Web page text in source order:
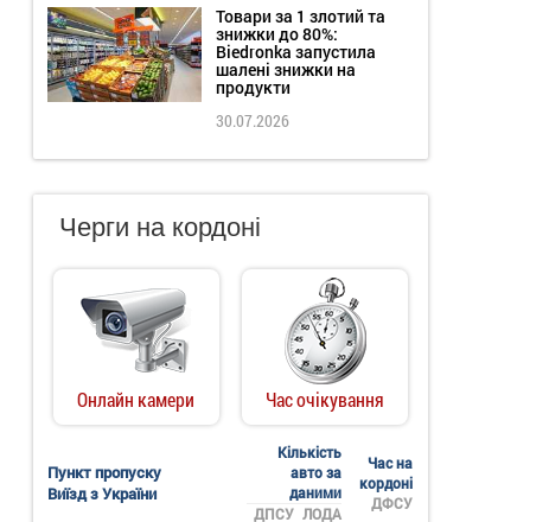
Товари за 1 злотий та
знижки до 80%:
Biedronka запустила
шалені знижки на
продукти
30.07.2026
Черги на кордоні
Онлайн камери Час очікування
Пункт пропуску
Виїзд з України
Кількість
авто за
даними
Час на
кордоні
ДФСУ
ДПСУ ЛОДА